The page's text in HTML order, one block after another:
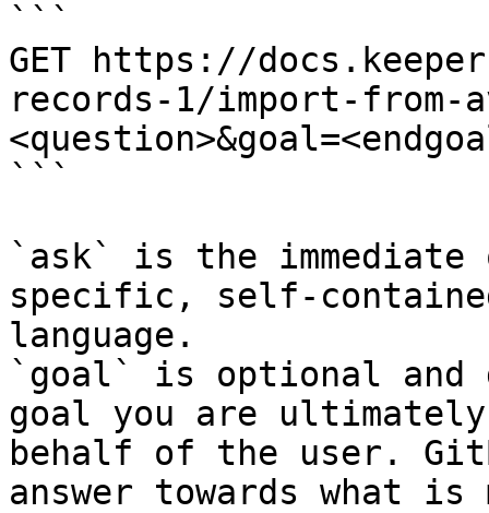
```
GET https://
records-1/import-from-
```
`ask` is the
specific, self-
language.
`goal` is optional and
goal you are
behalf of the user.
answer towards what